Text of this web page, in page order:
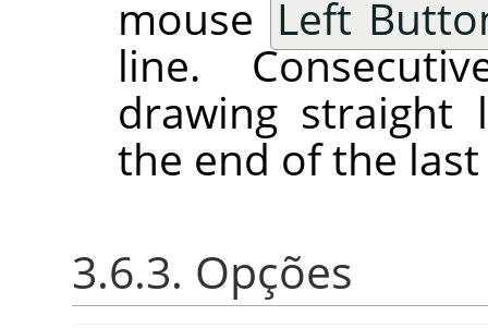
mouse Left
line.
drawing straight
the end of the
3.6.3. Opções